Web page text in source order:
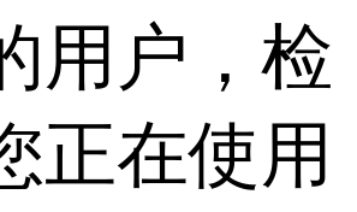
用户，检
正在使用